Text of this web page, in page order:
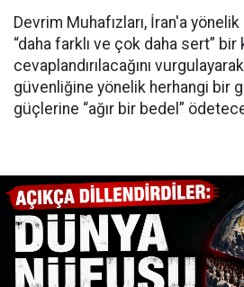
Devrim Muhafızları, İran'a yönelik
“daha farklı ve çok daha sert” bir
cevaplandırılacağını
güvenliğine yönelik herhangi bir
güçlerine “ağır bir bedel”